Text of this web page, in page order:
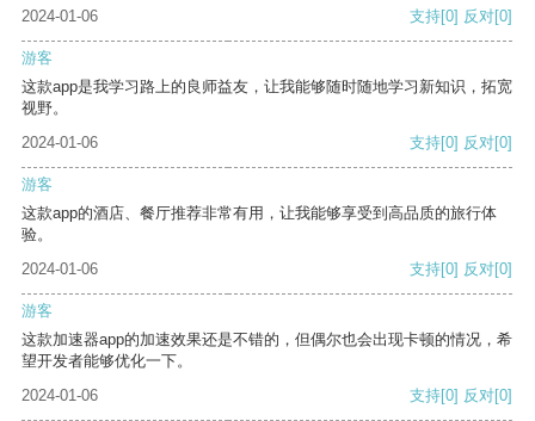
2024-01-06 支持[0] 反对[0]
游客
这款app是我学习路上的良师益友，让我能够随时随地学习新知识，拓宽
视野。
2024-01-06
支持[0] 反对[0]
游客
这款app的酒店、餐厅推荐非常有用，让我能够享受到高品质的旅行体
验。
2024-01-06
支持[0] 反对[0]
游客
这款加速器app的加速效果还是不错的，但偶尔也会出现卡顿的情况，希
望开发者能够优化一下。
2024-01-06
支持[0] 反对[0]